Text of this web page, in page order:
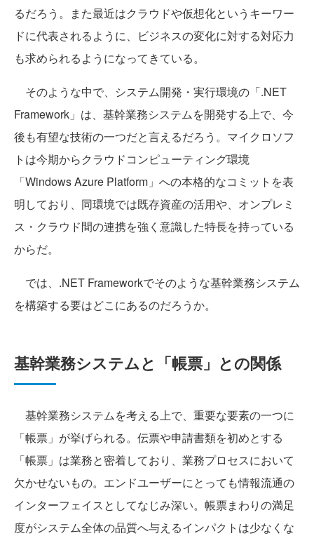
るだろう。また最近はクラウドや仮想化というキーワー
ドに代表されるように、ビジネスの変化に対する対応力
も求められるようになってきている。
そのような中で、システム開発・実行環境の「.NET
Framework」は、基幹業務システムを開発する上で、今
後も有望な技術の一つだと言えるだろう。マイクロソフ
トは今期からクラウドコンピューティング環境
「Windows Azure Platform」への本格的なコミットを表
明しており、同環境では既存資産の活用や、オンプレミ
ス・クラウド間の連携を強く意識した特長を持っている
からだ。
では、.NET Frameworkでそのような基幹業務システム
を構築する要はどこにあるのだろうか。
基幹業務システムと「帳票」との関係
基幹業務システムを考える上で、重要な要素の一つに
「帳票」が挙げられる。伝票や申請書類を初めとする
「帳票」は業務と密着しており、業務プロセスにおいて
欠かせないもの。エンドユーザーにとっても情報流通の
インターフェイスとしてなじみ深い。帳票まわりの満足
度がシステム全体の品質へ与えるインパクトは少なくな